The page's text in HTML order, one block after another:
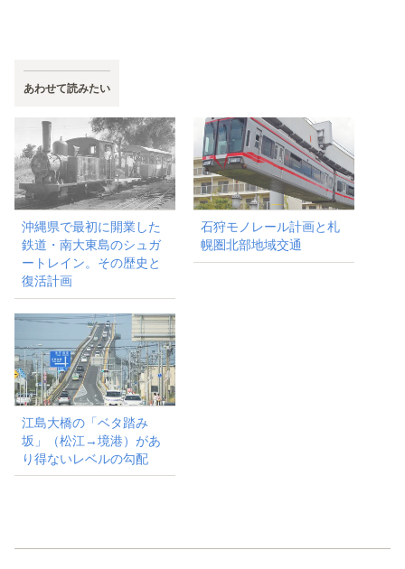
あわせて読みたい
沖縄県で最初に開業した
鉄道・南大東島のシュガ
ートレイン。その歴史と
復活計画
石狩モノレール計画と札
幌圏北部地域交通
江島大橋の「ベタ踏み
坂」（松江→境港）があ
り得ないレベルの勾配